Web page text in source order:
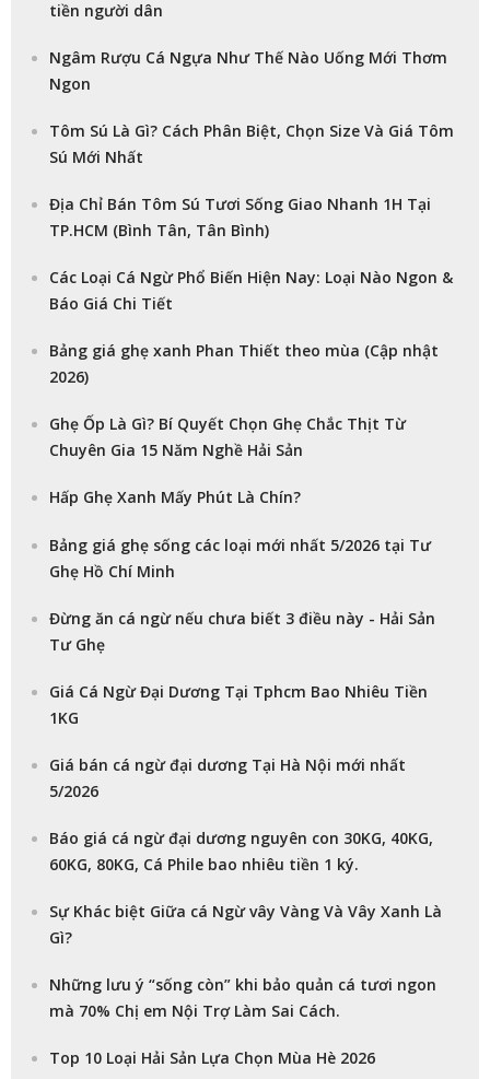
tiền người dân
Ngâm Rượu Cá Ngựa Như Thế Nào Uống Mới Thơm
Ngon
Tôm Sú Là Gì? Cách Phân Biệt, Chọn Size Và Giá Tôm
Sú Mới Nhất
Địa Chỉ Bán Tôm Sú Tươi Sống Giao Nhanh 1H Tại
TP.HCM (Bình Tân, Tân Bình)
Các Loại Cá Ngừ Phổ Biến Hiện Nay: Loại Nào Ngon &
Báo Giá Chi Tiết
Bảng giá ghẹ xanh Phan Thiết theo mùa (Cập nhật
2026)
Ghẹ Ốp Là Gì? Bí Quyết Chọn Ghẹ Chắc Thịt Từ
Chuyên Gia 15 Năm Nghề Hải Sản
Hấp Ghẹ Xanh Mấy Phút Là Chín?
Bảng giá ghẹ sống các loại mới nhất 5/2026 tại Tư
Ghẹ Hồ Chí Minh
Đừng ăn cá ngừ nếu chưa biết 3 điều này - Hải Sản
Tư Ghẹ
Giá Cá Ngừ Đại Dương Tại Tphcm Bao Nhiêu Tiền
1KG
Giá bán cá ngừ đại dương Tại Hà Nội mới nhất
5/2026
Báo giá cá ngừ đại dương nguyên con 30KG, 40KG,
60KG, 80KG, Cá Phile bao nhiêu tiền 1 ký.
Sự Khác biệt Giữa cá Ngừ vây Vàng Và Vây Xanh Là
Gì?
Những lưu ý “sống còn” khi bảo quản cá tươi ngon
mà 70% Chị em Nội Trợ Làm Sai Cách.
Top 10 Loại Hải Sản Lựa Chọn Mùa Hè 2026